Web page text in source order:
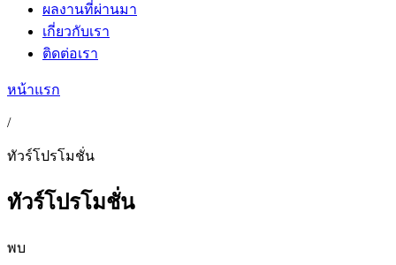
ผลงานที่ผ่านมา
เกี่ยวกับเรา
ติดต่อเรา
หน้าแรก
/
ทัวร์โปรโมชั่น
ทัวร์โปรโมชั่น
พบ